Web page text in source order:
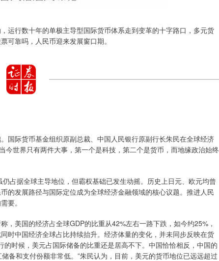
运行数十年的单极主导型国际货币体系走到变革的十字路口，多元货
可靠吗，人民币迎来发展窗口期。
国际货币基金组织原副总裁、中国人民银行原副行长朱民在全球经济
今世界只有两件大事，第一个是科技，第二个是货币，而地缘政治始终
占据全球主导地位，但霸权基础已发生动摇。历史上日元、欧元均曾
的发展路径与国际定位成为全球经济金融领域的核心议题。推进人民
要。
，美国的经济占全球GDP的比重从42%左右一路下跌，如今约25%，
时中国经济全球占比持续抬升。经济体量的变化，并未同步反映在货
时候，美元占国际储备的比重还是居高不下。中国恰恰相反，中国的
备和支付份额非常低。”朱民认为，目前，美元的货币地位已远远超过